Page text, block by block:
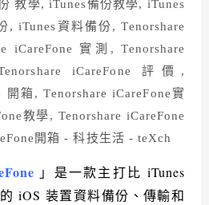
」是一款主打比 iTunes
iOS 装置資料備份、傳輸和